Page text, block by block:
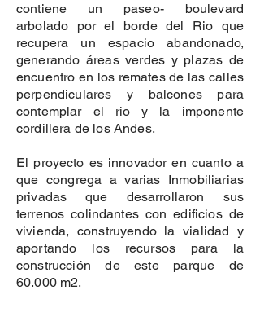
contiene un paseo- boulevard
arbolado por el borde del Rio que
recupera un espacio abandonado,
generando áreas verdes y plazas de
encuentro en los remates de las calles
perpendiculares y balcones para
contemplar el rio y la imponente
cordillera de los Andes.
El proyecto es innovador en cuanto a
que congrega a varias Inmobiliarias
privadas que desarrollaron sus
terrenos colindantes con edificios de
vivienda, construyendo la vialidad y
aportando los recursos para la
construcción de este parque de
60.000 m2.